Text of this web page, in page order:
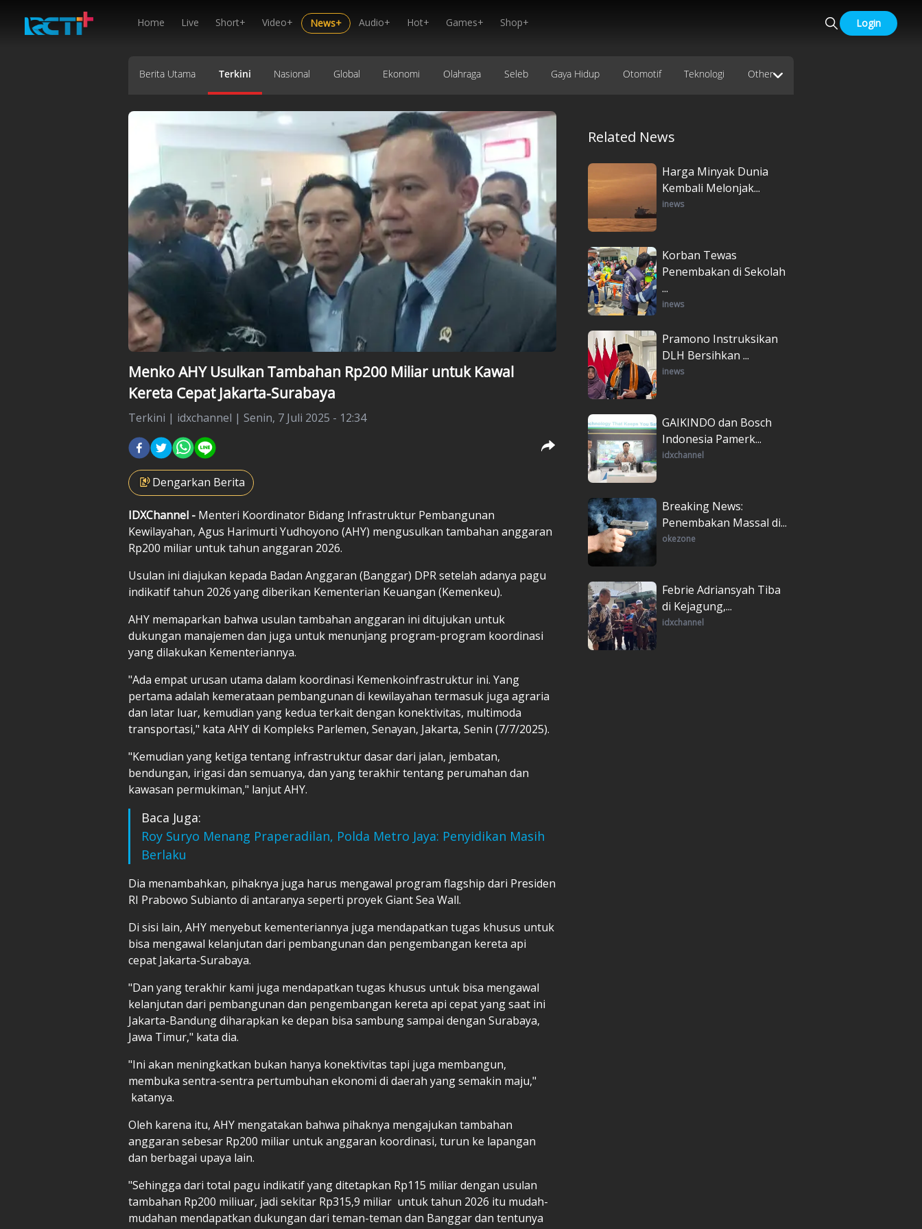
Home Live Short+ Video+ News+ Audio+ Hot+ Games+ Shop+ Login
Berita Utama Terkini Nasional Global Ekonomi Olahraga Seleb Gaya Hidup Otomotif Teknologi Other
Menko AHY Usulkan Tambahan Rp200 Miliar untuk Kawal
Kereta Cepat Jakarta-Surabaya
Terkini | idxchannel | Senin, 7 Juli 2025 - 12:34
Dengarkan Berita
IDXChannel - Menteri Koordinator Bidang Infrastruktur Pembangunan
Kewilayahan, Agus Harimurti Yudhoyono (AHY) mengusulkan tambahan anggaran
Rp200 miliar untuk tahun anggaran 2026.
Usulan ini diajukan kepada Badan Anggaran (Banggar) DPR setelah adanya pagu
indikatif tahun 2026 yang diberikan Kementerian Keuangan (Kemenkeu).
AHY memaparkan bahwa usulan tambahan anggaran ini ditujukan untuk
dukungan manajemen dan juga untuk menunjang program-program koordinasi
yang dilakukan Kementeriannya.
"Ada empat urusan utama dalam koordinasi Kemenkoinfrastruktur ini. Yang
pertama adalah kemerataan pembangunan di kewilayahan termasuk juga agraria
dan latar luar, kemudian yang kedua terkait dengan konektivitas, multimoda
transportasi," kata AHY di Kompleks Parlemen, Senayan, Jakarta, Senin (7/7/2025).
"Kemudian yang ketiga tentang infrastruktur dasar dari jalan, jembatan,
bendungan, irigasi dan semuanya, dan yang terakhir tentang perumahan dan
kawasan permukiman," lanjut AHY.
Baca Juga:
Roy Suryo Menang Praperadilan, Polda Metro Jaya: Penyidikan Masih
Berlaku
Dia menambahkan, pihaknya juga harus mengawal program flagship dari Presiden
RI Prabowo Subianto di antaranya seperti proyek Giant Sea Wall.
Di sisi lain, AHY menyebut kementeriannya juga mendapatkan tugas khusus untuk
bisa mengawal kelanjutan dari pembangunan dan pengembangan kereta api
cepat Jakarta-Surabaya.
"Dan yang terakhir kami juga mendapatkan tugas khusus untuk bisa mengawal
kelanjutan dari pembangunan dan pengembangan kereta api cepat yang saat ini
Jakarta-Bandung diharapkan ke depan bisa sambung sampai dengan Surabaya,
Jawa Timur," kata dia.
"Ini akan meningkatkan bukan hanya konektivitas tapi juga membangun,
membuka sentra-sentra pertumbuhan ekonomi di daerah yang semakin maju,"
katanya.
Oleh karena itu, AHY mengatakan bahwa pihaknya mengajukan tambahan
anggaran sebesar Rp200 miliar untuk anggaran koordinasi, turun ke lapangan
dan berbagai upaya lain.
"Sehingga dari total pagu indikatif yang ditetapkan Rp115 miliar dengan usulan
tambahan Rp200 miliuar, jadi sekitar Rp315,9 miliar untuk tahun 2026 itu mudah-
mudahan mendapatkan dukungan dari teman-teman dan Banggar dan tentunya
Related News
Harga Minyak Dunia
Kembali Melonjak...
inews
Korban Tewas
Penembakan di Sekolah
...
inews
Pramono Instruksikan
DLH Bersihkan ...
inews
GAIKINDO dan Bosch
Indonesia Pamerk...
idxchannel
Breaking News:
Penembakan Massal di...
okezone
Febrie Adriansyah Tiba
di Kejagung,...
idxchannel